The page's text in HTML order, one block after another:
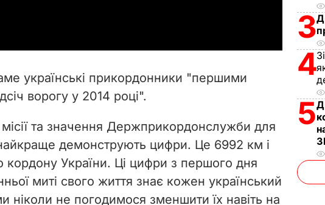
i
d
e
o
українські прикордонники "першими
ворогу у 2014 році".
місії та значення Держприкордонслужби для
демонструють цифри. Це 6992 км і
України. Ці цифри з першого дня
миті свого життя знає кожен український
ніколи не погодимося зменшити їх навіть на
3
4
5